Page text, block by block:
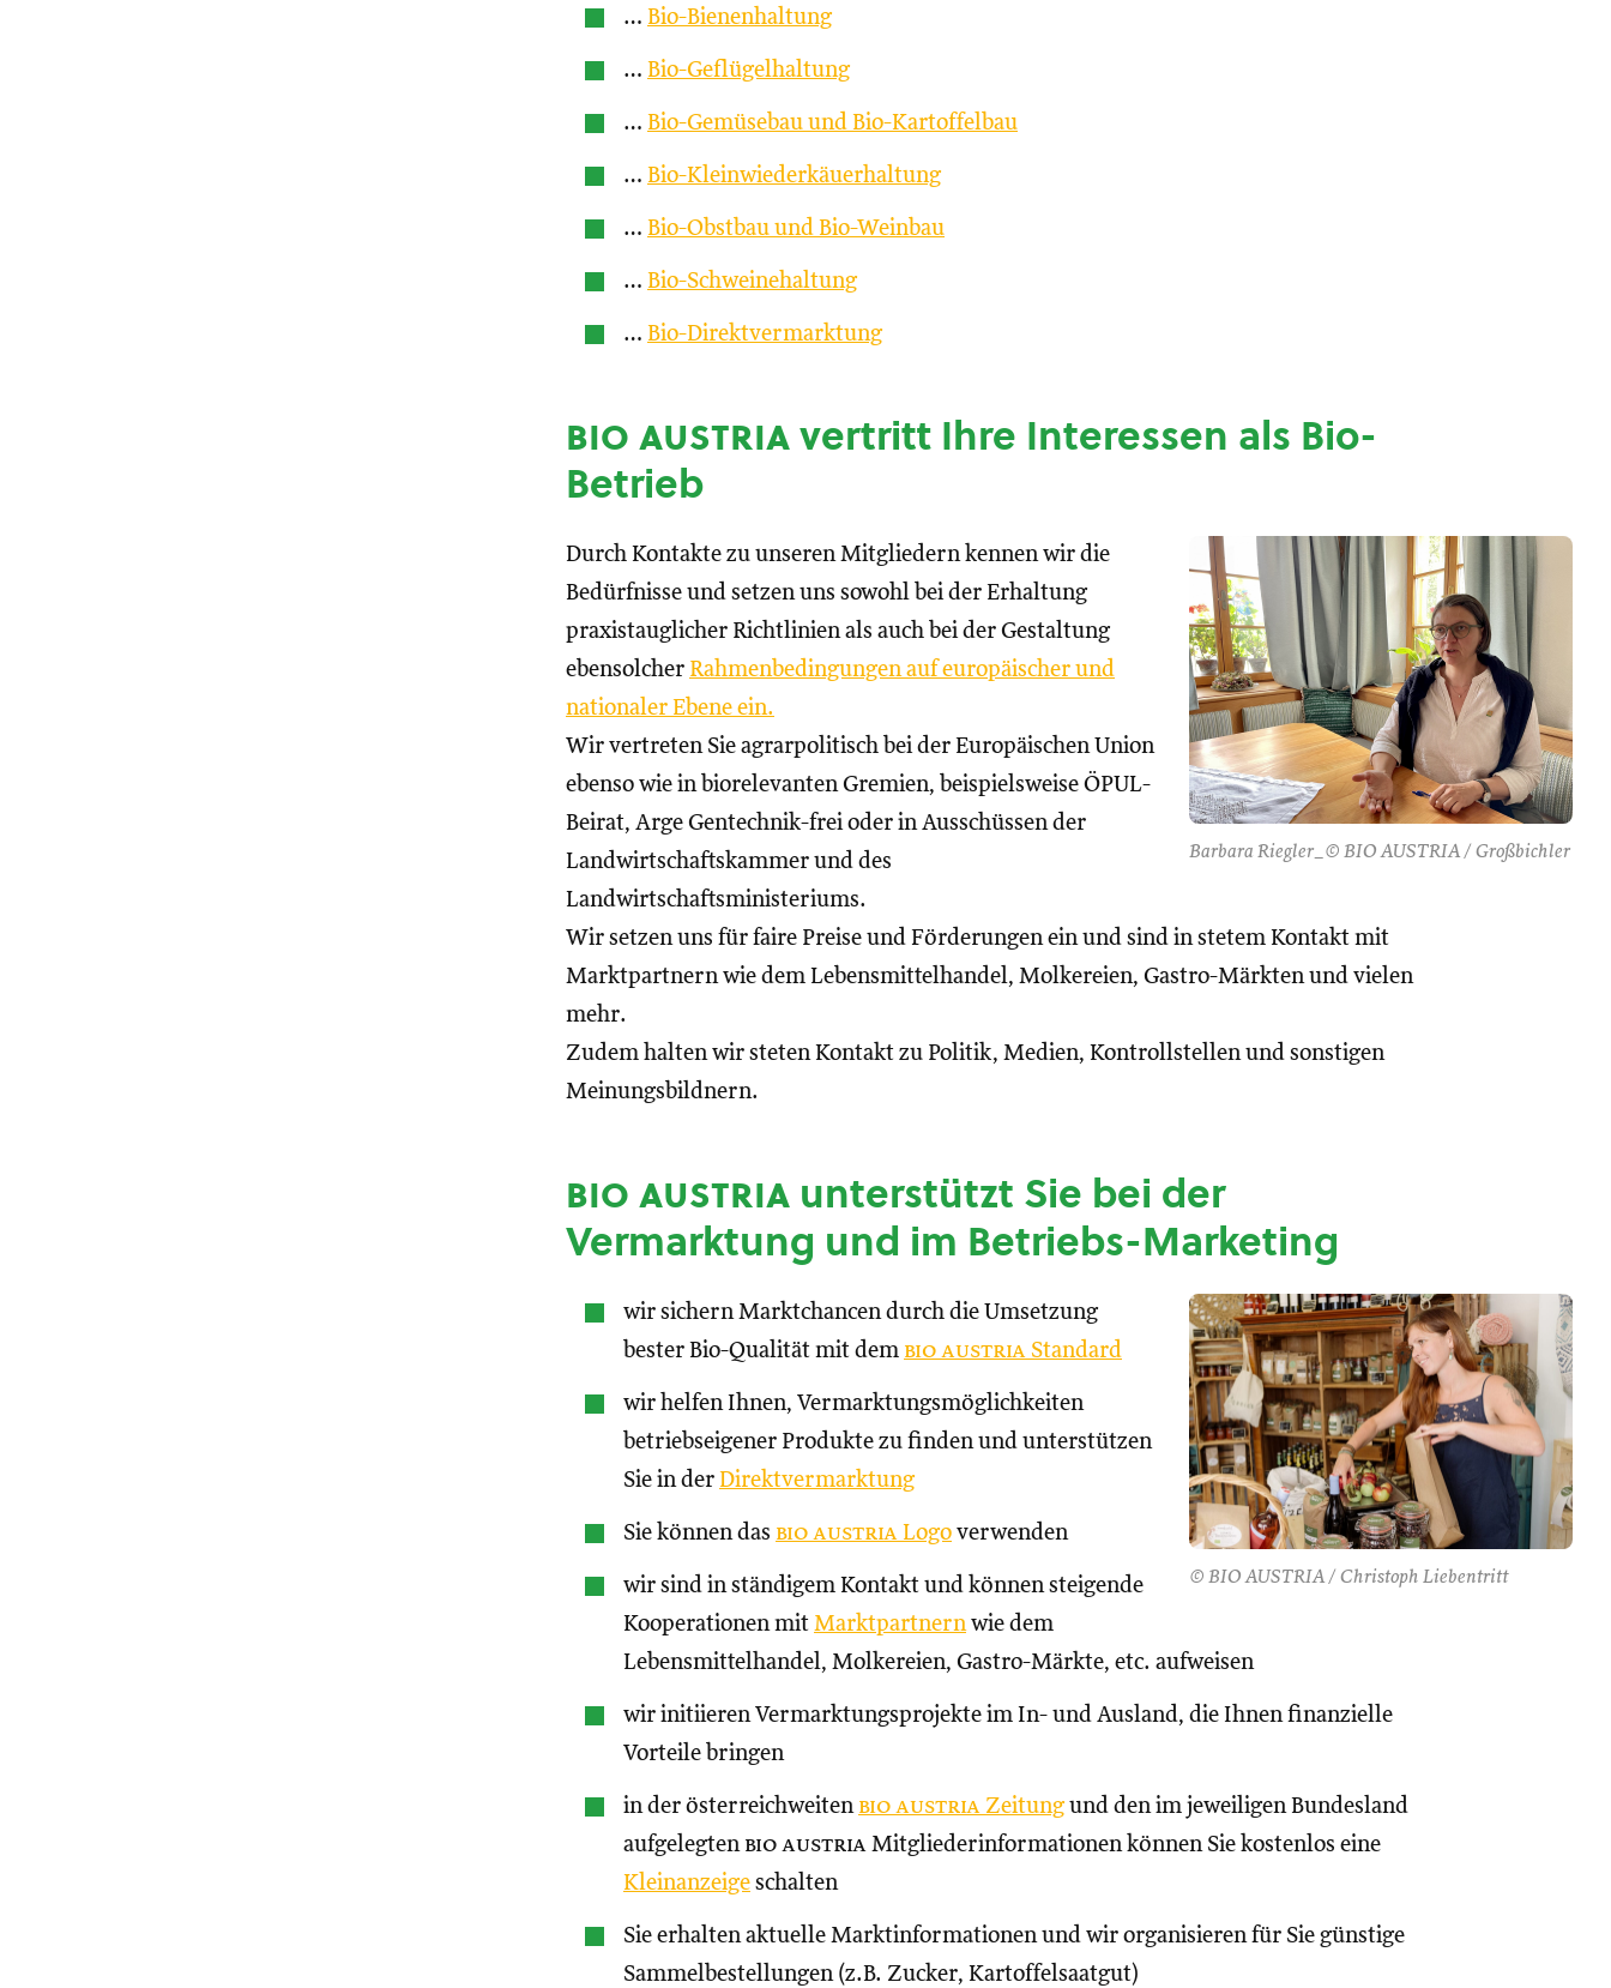
… Bio-Bienenhaltung
… Bio-Geflügelhaltung
… Bio-Gemüsebau und Bio-Kartoffelbau
… Bio-Kleinwiederkäuerhaltung
… Bio-Obstbau und Bio-Weinbau
… Bio-Schweinehaltung
… Bio-Direktvermarktung
bio austriavertritt Ihre Interessen als Bio-
Betrieb
Barbara Riegler_© BIO AUSTRIA / Großbichler
Durch Kontakte zu unseren Mitgliedern kennen wir die
Bedürfnisse und setzen uns sowohl bei der Erhaltung
praxistauglicher Richtlinien als auch bei der Gestaltung
ebensolcher Rahmenbedingungen auf europäischer und
nationaler Ebene ein.
Wir vertreten Sie agrarpolitisch bei der Europäischen Union
ebenso wie in biorelevanten Gremien, beispielsweise ÖPUL-
Beirat, Arge Gentechnik-frei oder in Ausschüssen der
Landwirtschaftskammer und des
Landwirtschaftsministeriums.
Wir setzen uns für faire Preise und Förderungen ein und sind in stetem Kontakt mit
Marktpartnern wie dem Lebensmittelhandel, Molkereien, Gastro-Märkten und vielen
mehr.
Zudem halten wir steten Kontakt zu Politik, Medien, Kontrollstellen und sonstigen
Meinungsbildnern.
bio austria unterstützt Sie bei der
Vermarktung und im Betriebs-Marketing
© BIO AUSTRIA / Christoph Liebentritt
wir sichern Marktchancen durch die Umsetzung
bester Bio-Qualität mit dem bio austria Standard
wir helfen Ihnen, Vermarktungsmöglichkeiten
betriebseigener Produkte zu finden und unterstützen
Sie in der Direktvermarktung
Sie können das bio austria Logo verwenden
wir sind in ständigem Kontakt und können steigende
Kooperationen mit Marktpartnernwie dem
Lebensmittelhandel, Molkereien, Gastro-Märkte, etc. aufweisen
wir initiieren Vermarktungsprojekte im In- und Ausland, die Ihnen finanzielle
Vorteile bringen
in der österreichweiten bio austria Zeitungund den im jeweiligen Bundesland
aufgelegten bio austria Mitgliederinformationen können Sie kostenlos eine
Kleinanzeige schalten
Sie erhalten aktuelle Marktinformationen und wir organisieren für Sie günstige
Sammelbestellungen (z.B. Zucker, Kartoffelsaatgut)